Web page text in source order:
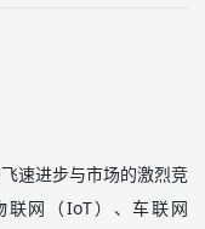
速进步与市场的激烈竞
联网（IoT）、车联网